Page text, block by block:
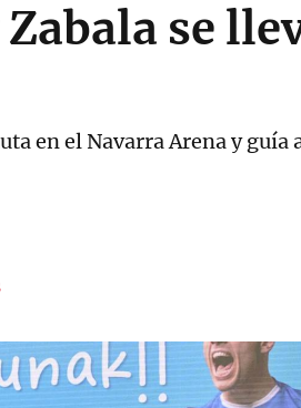
se
en el Navarra Arena y